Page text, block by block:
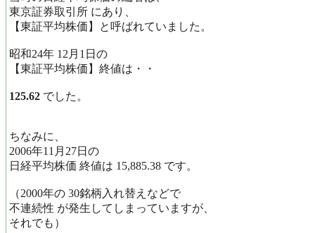
東京証券取引所 にあり、
【東証平均株価】と呼ばれていました。
昭和24年 12月1日の
【東証平均株価】終値は・・
125.62 でした。
ちなみに、
2006年11月27日の
日経平均株価 終値は 15,885.38 です。
（2000年の 30銘柄入れ替えなどで
不連続性 が発生してしまっていますが、
それでも）